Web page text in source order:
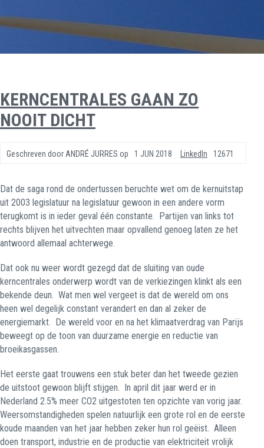
KERNCENTRALES GAAN ZO
NOOIT DICHT
Geschreven door ANDRÉ JURRES op 1 JUN 2018 12671
LinkedIn
Dat de saga rond de ondertussen beruchte wet om de kernuitstap
uit 2003 legislatuur na legislatuur gewoon in een andere vorm
terugkomt is in ieder geval één constante. Partijen van links tot
rechts blijven het uitvechten maar opvallend genoeg laten ze het
antwoord allemaal achterwege.
Dat ook nu weer wordt gezegd dat de sluiting van oude
kerncentrales onderwerp wordt van de verkiezingen klinkt als een
bekende deun. Wat men wel vergeet is dat de wereld om ons
heen wel degelijk constant verandert en dan al zeker de
energiemarkt. De wereld voor en na het klimaatverdrag van Parijs
beweegt op de toon van duurzame energie en reductie van
broeikasgassen.
Het eerste gaat trouwens een stuk beter dan het tweede gezien
de uitstoot gewoon blijft stijgen. In april dit jaar werd er in
Nederland 2.5% meer CO2 uitgestoten ten opzichte van vorig jaar.
Weersomstandigheden spelen natuurlijk een grote rol en de eerste
koude maanden van het jaar hebben zeker hun rol geëist. Alleen
doen transport, industrie en de productie van elektriciteit vrolijk